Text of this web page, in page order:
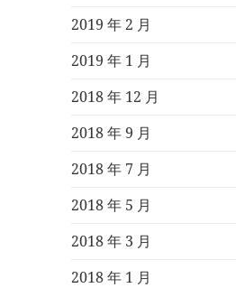
2019 年 2 月
2019 年 1 月
2018 年 12 月
2018 年 9 月
2018 年 7 月
2018 年 5 月
2018 年 3 月
2018 年 1 月